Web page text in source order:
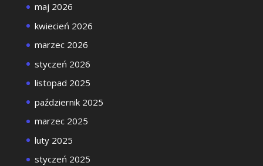
maj 2026
kwiecień 2026
marzec 2026
styczeń 2026
listopad 2025
październik 2025
marzec 2025
luty 2025
styczeń 2025